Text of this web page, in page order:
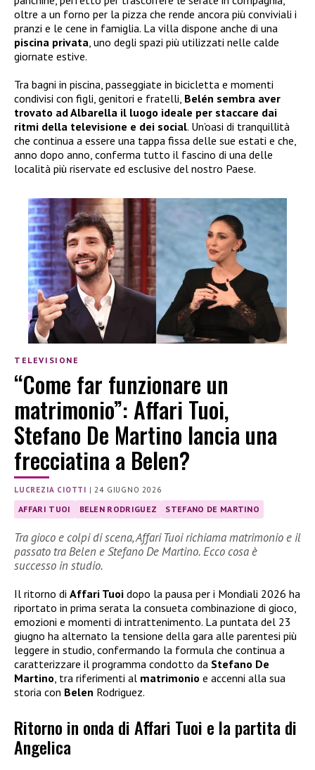
oltre a un forno per la pizza che rende ancora più conviviali i
pranzi e le cene in famiglia. La villa dispone anche di una
piscina privata , uno degli spazi più utilizzati nelle calde
giornate estive.
Tra bagni in piscina, passeggiate in bicicletta e momenti
condivisi con figli, genitori e fratelli, Belén sembra aver
trovato ad Albarella il luogo ideale per staccare dai
ritmi della televisione e dei social. Un’oasi di tranquillità
che continua a essere una tappa fissa delle sue estati e che,
anno dopo anno, conferma tutto il fascino di una delle
località più riservate ed esclusive del nostro Paese.
TELEVISIONE
“Come far funzionare un
matrimonio”: Affari Tuoi,
Stefano De Martino lancia una
frecciatina a Belen?
LUCREZIA CIOTTI |24 GIUGNO 2026
AFFARI TUOI BELEN RODRIGUEZ STEFANO DE MARTINO
Tra gioco e colpi di scena, Affari Tuoi richiama matrimonio e il
passato tra Belen e Stefano De Martino. Ecco cosa è
successo in studio.
Il ritorno di Affari Tuoi dopo la pausa per i Mondiali 2026 ha
riportato in prima serata la consueta combinazione di gioco,
emozioni e momenti di intrattenimento. La puntata del 23
giugno ha alternato la tensione della gara alle parentesi più
leggere in studio, confermando la formula che continua a
caratterizzare il programma condotto da Stefano De
Martino, tra riferimenti al matrimonio e accenni alla sua
storia con Belen Rodriguez.
Ritorno in onda di Affari Tuoi e la partita di
Angelica